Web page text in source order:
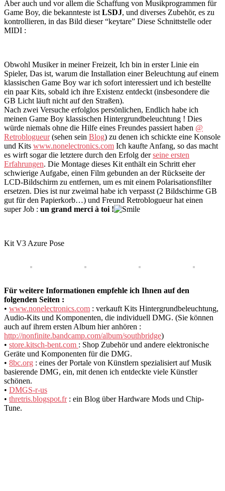
Aber auch und vor allem die Schaffung von Musikprogrammen für
Game Boy, die bekannteste istLSDJ, und diverses Zubehör, es zu
kontrollieren, in das Bild dieser “keytare” Diese Schnittstelle oder
MIDI :
Obwohl Musiker in meiner Freizeit, Ich bin in erster Linie ein
Spieler, Das ist, warum die Installation einer Beleuchtung auf einem
klassischen Game Boy war ich sofort interessiert und ich bestellte
ein paar Kits, sobald ich ihre Existenz entdeckt (insbesondere die
GB Licht läuft nicht auf den Straßen).
Nach zwei Versuche erfolglos persönlichen, Endlich habe ich
meinen Game Boy klassischen Hintergrundbeleuchtung ! Dies
würde niemals ohne die Hilfe eines Freundes passiert haben @
Retroblogueur(sehen sein Blog) zu denen ich schickte eine Konsole
und Kits www.nonelectronics.com Ich kaufte Anfang, so das macht
es wirft sogar die letztere durch den Erfolg derseine ersten
Erfahrungen. Die Montage dieses Kit enthält ein Schritt eher
schwierige Aufgabe, einen Film gebunden an der Rückseite der
LCD-Bildschirm zu entfernen, um es mit einem Polarisationsfilter
ersetzen. Dies ist nur zweimal habe ich verpasst (2 Bildschirme GB
gut für den Papierkorb…) und Freund Retroblogueur hat einen
super Job : un grand merci à toi !
Kit V3 Azure Pose
Für weitere Informationen empfehle ich Ihnen auf den
folgenden Seiten :
• www.nonelectronics.com : verkauft Kits Hintergrundbeleuchtung,
Audio-Kits und Komponenten, die individuell DMG. (Sie können
auch auf ihrem ersten Album hier anhören :
http://nonfinite.bandcamp.com/album/southbridge)
• store.kitsch-bent.com : Shop Zubehör und andere elektronische
Geräte und Komponenten für die DMG.
• 8bc.org : eines der Portale von Künstlern spezialisiert auf Musik
basierende DMG, ein, mit denen ich entdeckte viele Künstler
schönen.
• DMGS-r-us
• thretris.blogspot.fr: ein Blog über Hardware Mods und Chip-
Tune.